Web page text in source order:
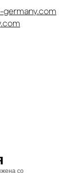
germany.com
со